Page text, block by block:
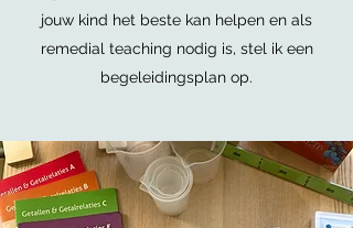
jouw kind het beste kan helpen en als
remedial teaching nodig is, stel ik een
begeleidingsplan op.